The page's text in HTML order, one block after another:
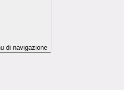
di navigazione